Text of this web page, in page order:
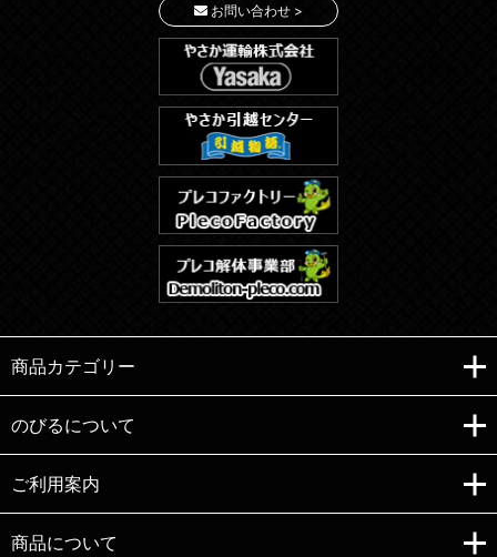
お問い合わせ >
商品カテゴリー
のびるについて
ご利用案内
商品についてCopyright (C)e-nobiru All right reserved.